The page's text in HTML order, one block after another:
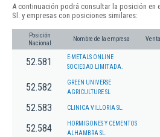
A continuación podrá consultar la posición en
Sl. y empresas con posiciones similares:
Posición
Nacional
Nombre de la empresa
52.581
E-METALS ONLINE
SOCIEDAD LIMITADA.
52.582
GREEN UNIVERSE
AGRICULTURE SL
52.583 CLINICA VILLORIA SL.
52.584
HORMIGONES Y CEMENTOS
ALHAMBRA SL.